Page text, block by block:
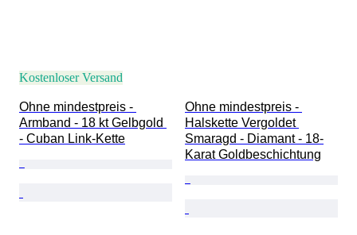
Kostenloser Versand
Ohne mindestpreis -
Armband - 18 kt Gelbgold
- Cuban Link-Kette
Ohne mindestpreis -
Halskette Vergoldet
Smaragd - Diamant - 18-
Karat Goldbeschichtung